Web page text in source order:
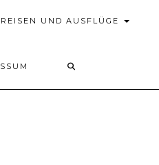
REISEN UND AUSFLÜGE